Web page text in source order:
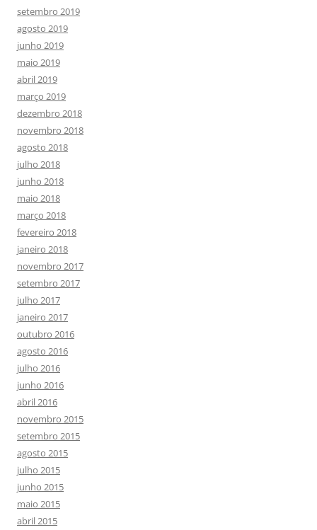
setembro 2019
agosto 2019
junho 2019
maio 2019
abril 2019
março 2019
dezembro 2018
novembro 2018
agosto 2018
julho 2018
junho 2018
maio 2018
março 2018
fevereiro 2018
janeiro 2018
novembro 2017
setembro 2017
julho 2017
janeiro 2017
outubro 2016
agosto 2016
julho 2016
junho 2016
abril 2016
novembro 2015
setembro 2015
agosto 2015
julho 2015
junho 2015
maio 2015
abril 2015